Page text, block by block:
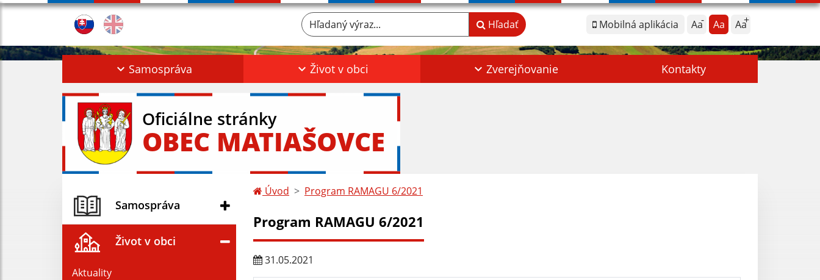
Mobilná aplikácia Aa Aa Aa
Hľadaný výraz... Hľadať
Samospráva Život v obci Zverejňovanie Kontakty
Oficiálne stránky
OBEC MATIAŠOVCE
Samospráva
Život v obci
Aktuality
Úvod Program RAMAGU 6/2021
Program RAMAGU 6/2021
31.05.2021